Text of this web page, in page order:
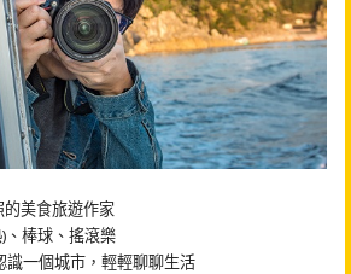
美食旅遊作家
、棒球、搖滾樂
一個城市，輕輕聊聊生活